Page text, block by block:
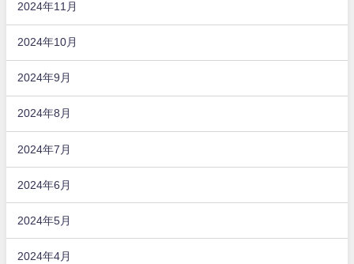
2024年11月
2024年10月
2024年9月
2024年8月
2024年7月
2024年6月
2024年5月
2024年4月